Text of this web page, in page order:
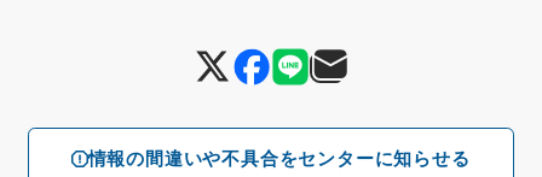
情報の間違いや不具合をセンターに知らせる